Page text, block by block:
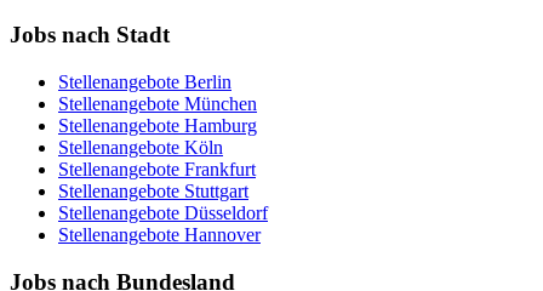
Jobs nach Stadt
Stellenangebote Berlin
Stellenangebote München
Stellenangebote Hamburg
Stellenangebote Köln
Stellenangebote Frankfurt
Stellenangebote Stuttgart
Stellenangebote Düsseldorf
Stellenangebote Hannover
Jobs nach Bundesland